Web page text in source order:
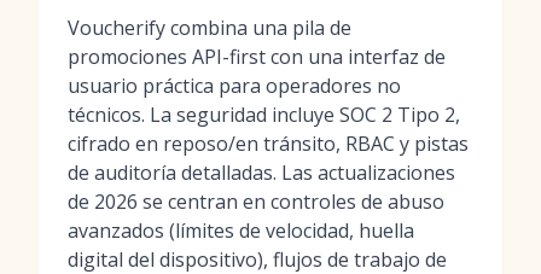
Voucherify combina una pila de
promociones API-first con una interfaz de
usuario práctica para operadores no
técnicos. La seguridad incluye SOC 2 Tipo 2,
cifrado en reposo/en tránsito, RBAC y pistas
de auditoría detalladas. Las actualizaciones
de 2026 se centran en controles de abuso
avanzados (límites de velocidad, huella
digital del dispositivo), flujos de trabajo de